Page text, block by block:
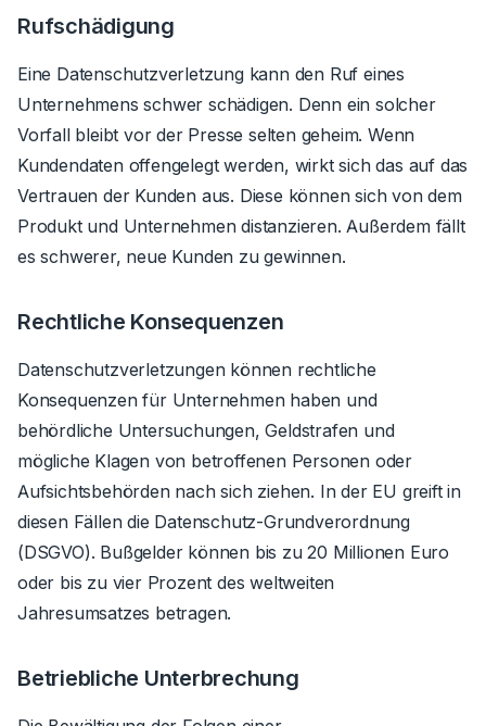
Rufschädigung
Eine Datenschutzverletzung kann den Ruf eines
Unternehmens schwer schädigen. Denn ein solcher
Vorfall bleibt vor der Presse selten geheim. Wenn
Kundendaten offengelegt werden, wirkt sich das auf das
Vertrauen der Kunden aus. Diese können sich von dem
Produkt und Unternehmen distanzieren. Außerdem fällt
es schwerer, neue Kunden zu gewinnen.
Rechtliche Konsequenzen
Datenschutzverletzungen können rechtliche
Konsequenzen für Unternehmen haben und
behördliche Untersuchungen, Geldstrafen und
mögliche Klagen von betroffenen Personen oder
Aufsichtsbehörden nach sich ziehen. In der EU greift in
diesen Fällen die Datenschutz-Grundverordnung
(DSGVO). Bußgelder können bis zu 20 Millionen Euro
oder bis zu vier Prozent des weltweiten
Jahresumsatzes betragen.
Betriebliche Unterbrechung